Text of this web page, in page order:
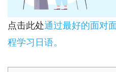
点击此处通过最好的面对
程学习日语。